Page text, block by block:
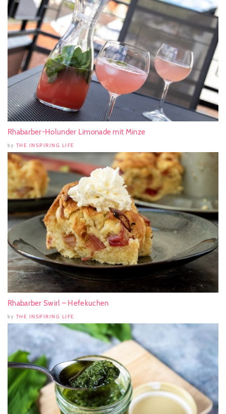
Rhabarber-Holunder Limonade mit Minze
by THE INSPIRING LIFE
Rhabarber Swirl – Hefekuchen
by THE INSPIRING LIFE